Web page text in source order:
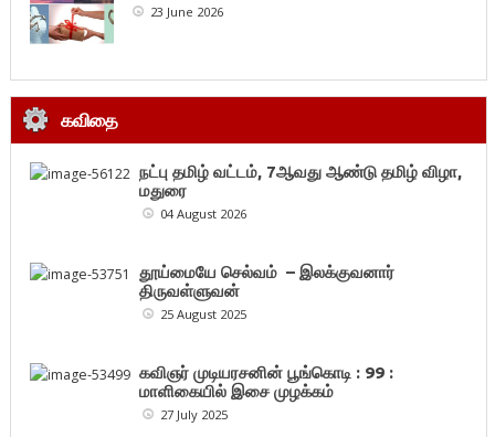
23 June 2026
கவிதை
நட்பு தமிழ் வட்டம், 7ஆவது ஆண்டு தமிழ் விழா,
மதுரை
04 August 2026
தூய்மையே செல்வம் – இலக்குவனார்
திருவள்ளுவன்
25 August 2025
கவிஞர் முடியரசனின் பூங்கொடி : 99 :
மாளிகையில் இசை முழக்கம்
27 July 2025